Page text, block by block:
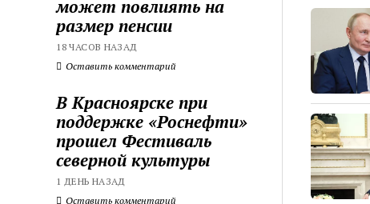
может повлиять на
размер пенсии
18 ЧАСОВ НАЗАД
Оставить комментарий
В Красноярске при
поддержке «Роснефти»
прошел Фестиваль
северной культуры
1 ДЕНЬ НАЗАД
Оставить комментарий